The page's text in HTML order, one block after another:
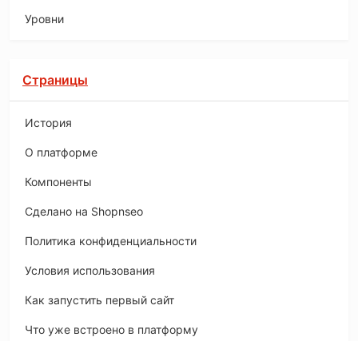
Уровни
Страницы
История
O платформе
Компоненты
Сделано на Shopnseo
Политика конфиденциальности
Условия использования
Как запустить первый сайт
Что уже встроено в платформу